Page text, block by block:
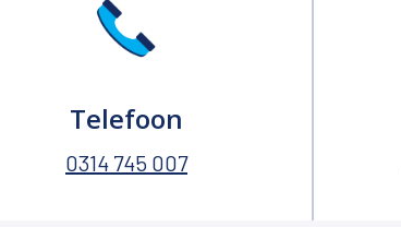
Telefoon
0314 745 007